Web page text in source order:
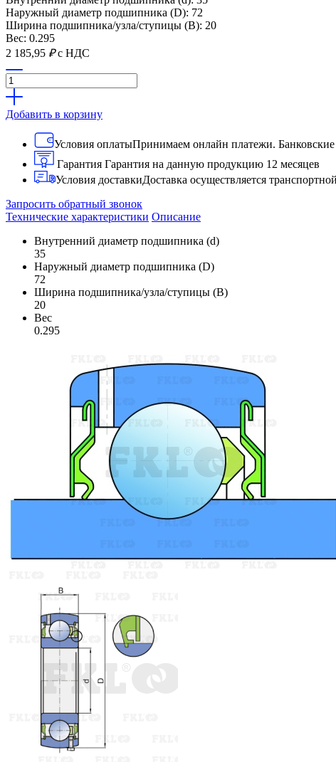
Наружный диаметр подшипника (D): 72
Ширина подшипника/узла/ступицы (B): 20
Вес: 0.295
2 185,95 ₽ с НДС
Добавить в корзину
Условия оплатыПринимаем онлайн платежи. Банковские
Гарантия Гарантия на данную продукцию 12 месяцев
Условия доставкиДоставка осуществляется
Запросить обратный звонок
Технические характеристики Описание
Внутренний диаметр подшипника (d)
35
Наружный диаметр подшипника (D)
72
Ширина подшипника/узла/ступицы (B)
20
Вес
0.295